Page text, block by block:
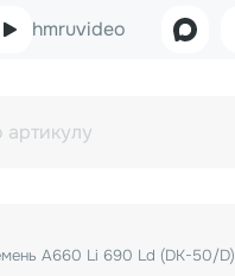
hmruvideo
A660 Li 690 Ld (DK-50/D)